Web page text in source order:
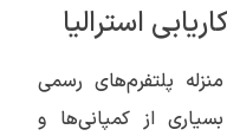
استرالیا
پلتفرم‌های رسمی
از کمپانی‌ها و